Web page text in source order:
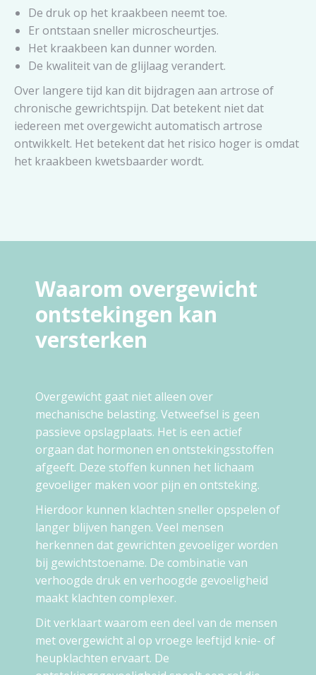
De druk op het kraakbeen neemt toe.
Er ontstaan sneller microscheurtjes.
Het kraakbeen kan dunner worden.
De kwaliteit van de glijlaag verandert.
Over langere tijd kan dit bijdragen aan artrose of
chronische gewrichtspijn. Dat betekent niet dat
iedereen met overgewicht automatisch artrose
ontwikkelt. Het betekent dat het risico hoger is omdat
het kraakbeen kwetsbaarder wordt.
Waarom overgewicht
ontstekingen kan
versterken
Overgewicht gaat niet alleen over
mechanische belasting. Vetweefsel is geen
passieve opslagplaats. Het is een actief
orgaan dat hormonen en ontstekingsstoffen
afgeeft. Deze stoffen kunnen het lichaam
gevoeliger maken voor pijn en ontsteking.
Hierdoor kunnen klachten sneller opspelen of
langer blijven hangen. Veel mensen
herkennen dat gewrichten gevoeliger worden
bij gewichtstoename. De combinatie van
verhoogde druk en verhoogde gevoeligheid
maakt klachten complexer.
Dit verklaart waarom een deel van de mensen
met overgewicht al op vroege leeftijd knie- of
heupklachten ervaart. De